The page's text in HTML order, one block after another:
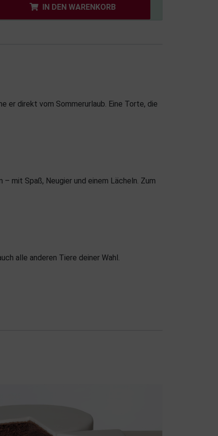
IN DEN WARENKORB
er direkt vom Sommerurlaub. Eine Torte, die
mit Spaß, Neugier und einem Lächeln. Zum
alle anderen Tiere deiner Wahl.